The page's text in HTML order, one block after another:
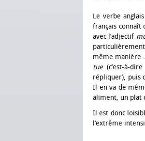
Le verbe anglais
français connaît
avec l’adjectif
même manière
tue (c’est-à-
répliquer), puis
Il en va de
aliment, un plat
Il est donc
l’extrême